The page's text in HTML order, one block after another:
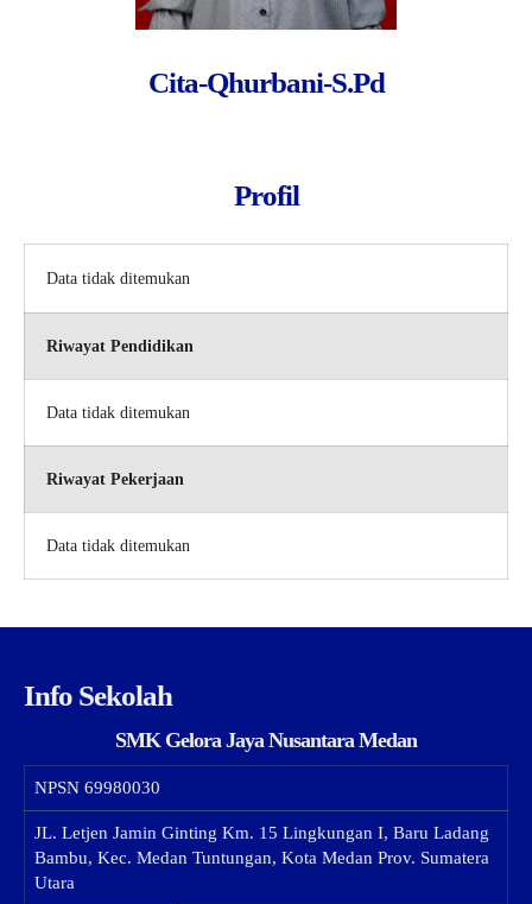
Cita-Qhurbani-S.Pd
Profil
Data tidak ditemukan
Riwayat Pendidikan
Data tidak ditemukan
Riwayat Pekerjaan
Data tidak ditemukan
Info Sekolah
SMK Gelora Jaya Nusantara Medan
NPSN 69980030
JL. Letjen Jamin Ginting Km. 15 Lingkungan I, Baru Ladang
Bambu, Kec. Medan Tuntungan, Kota Medan Prov. Sumatera
Utara